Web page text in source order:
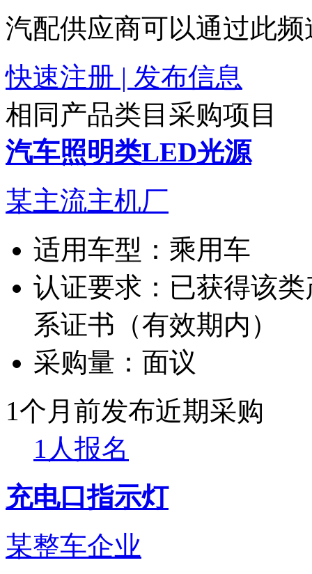
汽配供应商可以通过此
快速注册 | 发布信息
相同产品类目采购项目
汽车照明类LED光源
某主流主机厂
适用车型： 乘用车
认证要求： 已获得该类
系证书（有效期内）
采购量： 面议
1个月前发布近期采购
1人报名
充电口指示灯
某整车企业